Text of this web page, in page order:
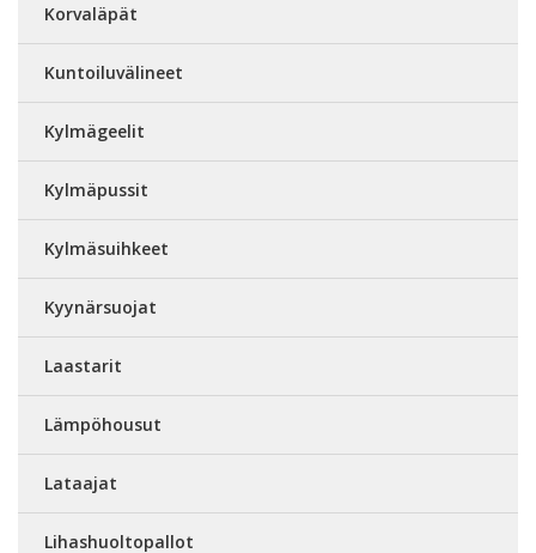
Korvaläpät
Kuntoiluvälineet
Kylmägeelit
Kylmäpussit
Kylmäsuihkeet
Kyynärsuojat
Laastarit
Lämpöhousut
Lataajat
Lihashuoltopallot